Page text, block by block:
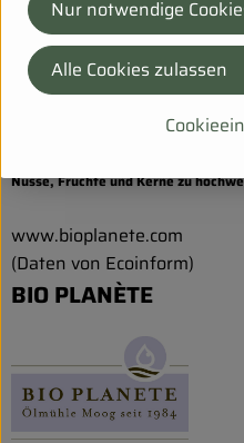
Ölmühle Moog GmbH
D 01623 Lommatzsch
Wir sind die erste Bio-Ölmühle
Nüsse, Früchte und Kerne zu
www.bioplanete.com
(Daten von Ecoinform)
BIO PLANÈTE
Nur notwendige
Alle Cookies zulassen